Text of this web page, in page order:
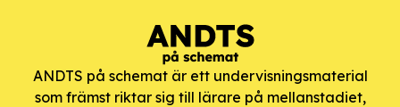
ANDTS på schemat är ett undervisningsmaterial
som främst riktar sig till lärare på mellanstadiet,